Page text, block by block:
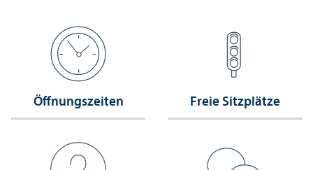
Öffnungs­zeiten Freie Sitzplätze